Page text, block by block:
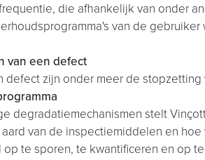
die afhankelijk van onder
van de
van een defect
zijn onder meer de
degradatiemechanismen stelt
van de inspectiemiddelen en
te sporen, te kwantificeren en op